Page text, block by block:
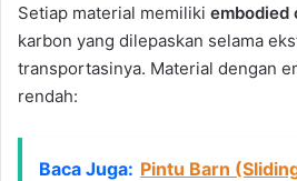
Setiap material memiliki embodied
karbon yang dilepaskan selama
transportasinya. Material dengan
rendah:
Baca Juga: Pintu Barn